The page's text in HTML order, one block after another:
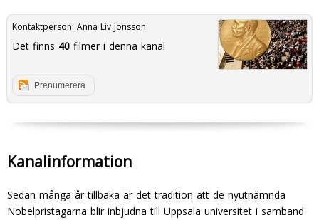
Kontaktperson: Anna Liv Jonsson
Det finns 40filmer i denna kanal
Prenumerera
Kanalinformation
Sedan många år tillbaka är det tradition att de nyutnämnda
Nobelpristagarna blir inbjudna till Uppsala universitet i samband